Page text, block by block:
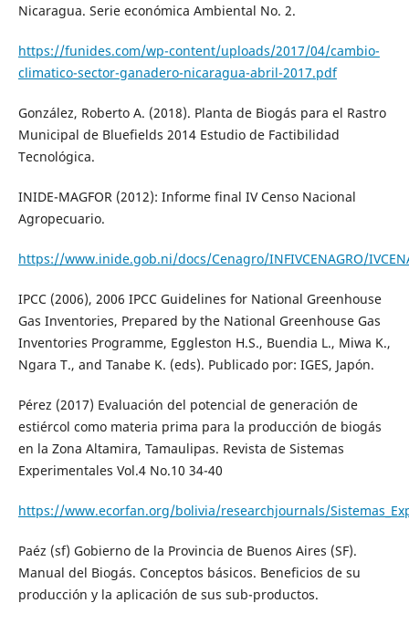
Nicaragua. Serie económica Ambiental No. 2.
https://funides.com/wp-content/uploads/2017/04/cambio-
climatico-sector-ganadero-nicaragua-abril-2017.pdf
González, Roberto A. (2018). Planta de Biogás para el Rastro
Municipal de Bluefields 2014 Estudio de Factibilidad
Tecnológica.
INIDE-MAGFOR (2012): Informe final IV Censo Nacional
Agropecuario.
https://www.inide.gob.ni/docs/Cenagro/INFIVCENAGRO/
IPCC (2006), 2006 IPCC Guidelines for National Greenhouse
Gas Inventories, Prepared by the National Greenhouse Gas
Inventories Programme, Eggleston H.S., Buendia L., Miwa K.,
Ngara T., and Tanabe K. (eds). Publicado por: IGES, Japón.
Pérez (2017) Evaluación del potencial de generación de
estiércol como materia prima para la producción de biogás
en la Zona Altamira, Tamaulipas. Revista de Sistemas
Experimentales Vol.4 No.10 34-40
https://www.ecorfan.org/bolivia/researchjournals/
Paéz (sf) Gobierno de la Provincia de Buenos Aires (SF).
Manual del Biogás. Conceptos básicos. Beneficios de su
producción y la aplicación de sus sub-productos.